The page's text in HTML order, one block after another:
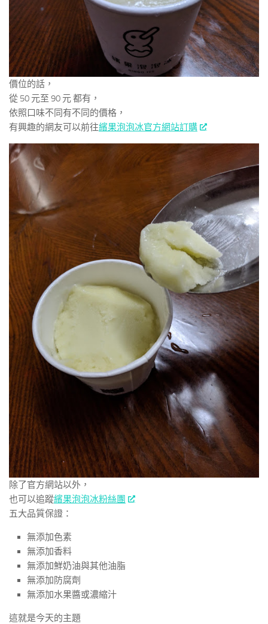
價位的話，
從 50 元至 90 元 都有，
依照口味不同有不同的價格，
有興趣的網友可以前往繽果泡泡冰官方網站訂購
除了官方網站以外，
也可以追蹤繽果泡泡冰粉絲團
五大品質保證：
無添加色素
無添加香料
無添加鮮奶油與其他油脂
無添加防腐劑
無添加水果醬或濃縮汁
這就是今天的主題